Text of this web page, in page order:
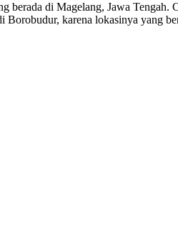
berada di Magelang, Jawa
Borobudur, karena lokasinya yang